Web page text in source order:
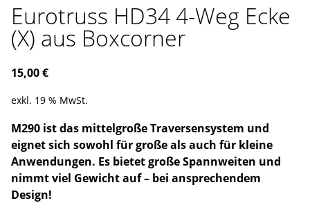
Eurotruss HD34 4-Weg Ecke
(X) aus Boxcorner
15,00€
exkl. 19 % MwSt.
M290 ist das mittelgroße Traversensystem und
eignet sich sowohl für große als auch für kleine
Anwendungen. Es bietet große Spannweiten und
nimmt viel Gewicht auf – bei ansprechendem
Design!